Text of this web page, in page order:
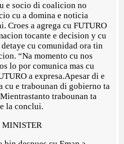
e socio di coalicion no
cu a domina e noticia
Croes a agrega cu FUTURO
tocante e decision y cu
cu comunidad ora tin
“Na momento cu nos
lo por comunica mas cu
a expresa.Apesar di e
cu e trabounan di gobierno ta
trabounan ta
la conclui.
MINISTER